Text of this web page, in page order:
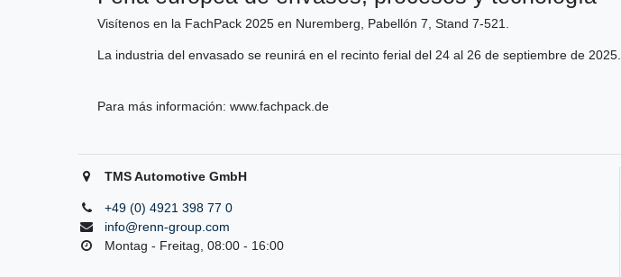
Visítenos en la FachPack 2025 en Nuremberg, Pabellón 7, Stand 7-521.
La industria del envasado se reunirá en el recinto ferial del 24 al 26 de septiembre de 2025.
Para más información: www.fachpack.de
TMS Automotive GmbH
+49 (0) 4921 398 77 0
info@renn-group.com
Montag - Freitag, 08:00 - 16:00